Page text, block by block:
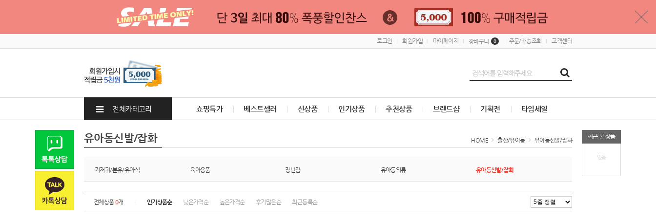
로그인 회원가입 마이페이지 장바구니 0 주문/배송조회 고객센터
전체카테고리 쇼핑특가 베스트셀러 신상품 인기상품 추천상품 브랜드샵 기획전 타임세일
최근 본 상품
없음
유아동신발/잡화 HOME 출산/유아동 유아동신발/잡화
기저귀/분유/유아식 육아용품 장난감 유아동의류 유아동신발/잡화
전체상품0개 인기상품순 낮은가격순 높은가격순 후기많은순 최근등록순